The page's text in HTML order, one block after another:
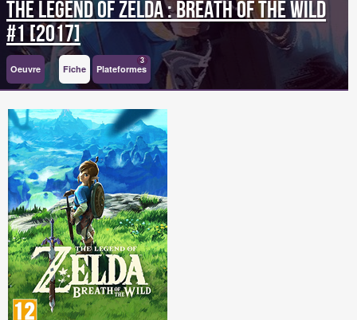
The Legend of Zelda : Breath of the Wild
#1 [2017]
Oeuvre Fiche Plateformes
3